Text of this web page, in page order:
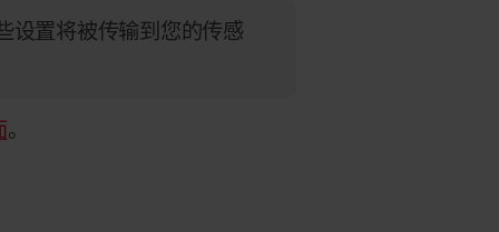
设置将被传输到您的传感
。